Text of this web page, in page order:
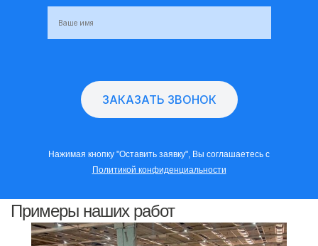
Нажимая кнопку "Оставить заявку", Вы соглашаетесь с
Политикой конфиденциальности
Примеры наших работ